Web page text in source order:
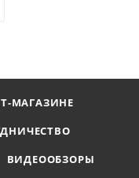
МАГАЗИНЕ
ВИДЕООБЗОРЫ